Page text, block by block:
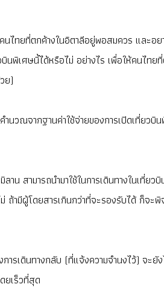
นไทยที่ตกค้างในอิตาลีอยู่พอสมควร และ
นพิเศษนี้ได้หรือไม่ อย่างไร เพื่อให้คนไท
ย)
นวณจากฐานค่าใช้จ่ายของการเปิดเที่ย
น สามารถนำมาใช้ในการเดินทางในเที่
ามีผู้โดยสารเกินกว่าที่จะรองรับได้ ก็จ
รเดินทางกลับ (ที่แจ้งความจำนงไว้) จะ
ยเร็วที่สุด